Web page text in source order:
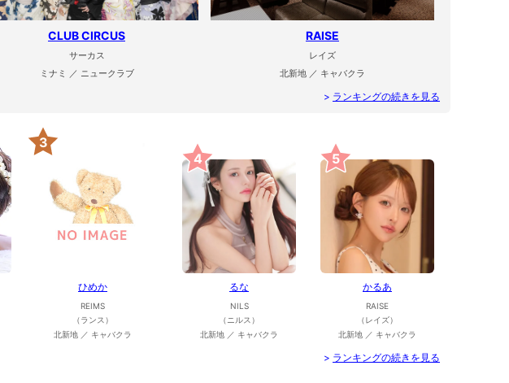
CLUB CIRCUS
サーカス
ミナミ ／ ニュークラブ
RAISE
レイズ
北新地 ／ キャバクラ
> ランキングの続きを見る
3
ひめか
REIMS
（ランス）
北新地 ／ キャバクラ
4
るな
NILS
（ニルス）
北新地 ／ キャバクラ
5
かるあ
RAISE
（レイズ）
北新地 ／ キャバクラ
> ランキングの続きを見る